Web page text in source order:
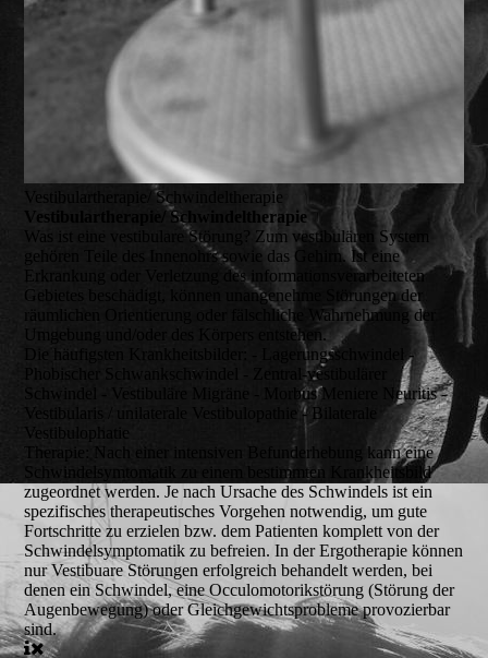
Vestibulartherapie/ Schwindeltherapie
Vestibulartherapie/ Schwindeltherapie
Was ist eine vestibulare Störung? Zum vestibulären System
gehören Teile des Innenohrs sowie das Gehirn. Ist eine
Erkrankung oder Verletzung des informationsverarbeiteten
Gebietes beschädigt, können unangenehme Störungen der
räumlichen Orientierung oder fälschliche Wahrnehmung der
Umgebung und/oder des Körpers entstehen.
Die häufigsten Krankheitsbilder:
- Lagerungsschwindel -
Phobischer Schwankschwindel - Zentral-vestibulärer
Schwindel - Vestibuläre Migräne - Morbus Meniere Neuritis -
Vestibularis / unilaterale Vestibulopathie - Bilaterale
Vestibulophatie
Therapie:
Nach einer intensiven Befunderhebung kann eine
Schwindelsymtomatik zu einem bestimmten Krankheitsbild
zugeordnet werden. Je nach Ursache des Schwindels ist ein
spezifisches therapeutisches Vorgehen notwendig, um gute
Fortschritte zu erzielen bzw. dem Patienten komplett von der
Schwindelsymptomatik zu befreien. In der Ergotherapie können
nur Vestibuare Störungen erfolgreich behandelt werden, bei
denen ein Schwindel, eine Occulomotorikstörung (Störung der
Augenbewegung) oder Gleichgewichtsprobleme provozierbar
sind.